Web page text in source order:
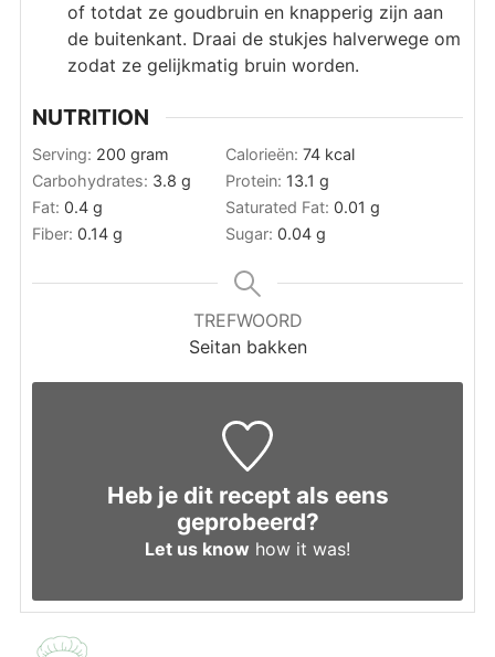
of totdat ze goudbruin en knapperig zijn aan
de buitenkant. Draai de stukjes halverwege om
zodat ze gelijkmatig bruin worden.
NUTRITION
Serving: 200 gram Calorieën: 74 kcal
Carbohydrates: 3.8 g Protein: 13.1 g
Fat: 0.4 g Saturated Fat: 0.01 g
Fiber: 0.14 g Sugar: 0.04 g
TREFWOORD
Seitan bakken
Heb je dit recept als eens
geprobeerd?
Let us know how it was!